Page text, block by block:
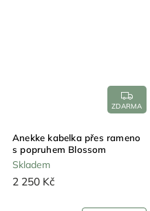
ZDARMA
Anekke kabelka přes rameno
s popruhem Blossom
Skladem
2 250 Kč